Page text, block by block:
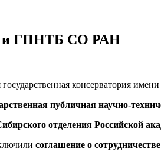
и ГПНТБ СО РАН
консерватория
публичная научно-
отделения Российской
соглашение о сотрудничестве